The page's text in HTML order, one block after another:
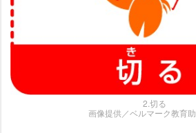
2.切る
画像提供／ベルマーク教育